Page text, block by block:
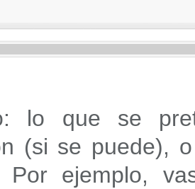
lo que se
(si se puede),
Por ejemplo,